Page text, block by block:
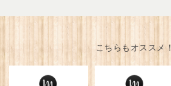
こちらもオススメ！